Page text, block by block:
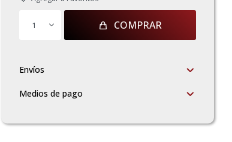
1 COMPRAR
Envíos
Medios de pago